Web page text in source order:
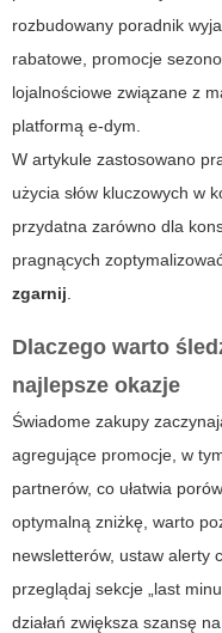
rozbudowany poradnik
rabatowe, promocje
lojalnościowe związane z
platformą e-dym.
W artykule zastosowano
użycia słów kluczowych w
przydatna zarówno dla
pragnących
zgarnij.
Dlaczego warto
najlepsze okazje
Świadome zakupy
agregujące promocje, w
partnerów, co ułatwia
optymalną zniżkę, warto
newsletterów, ustaw alerty
przeglądaj sekcje „last
działań zwiększa szansę